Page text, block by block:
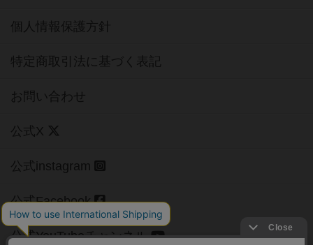
個人情報保護方針
特定商取引法に基づく表記
お問い合わせ
公式X
公式instagram
公式Facebook
公式YouTubeチャンネル